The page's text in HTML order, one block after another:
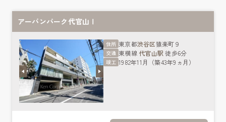
アーバンパーク代官山Ⅰ
住所 東京都渋谷区猿楽町９
交通 東横線 代官山駅 徒歩6分
竣工 1982年11月（築43年9ヵ月）